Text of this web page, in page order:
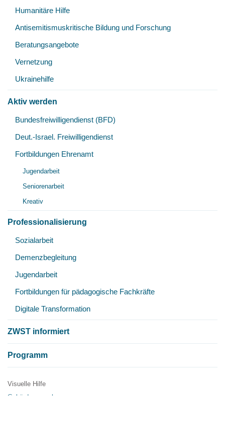
Humanitäre Hilfe
Antisemitismuskritische Bildung und Forschung
Beratungsangebote
Vernetzung
Ukrainehilfe
Aktiv werden
Bundesfreiwilligendienst (BFD)
Deut.-Israel. Freiwilligendienst
Fortbildungen Ehrenamt
Jugendarbeit
Seniorenarbeit
Kreativ
Professionalisierung
Sozialarbeit
Demenzbegleitung
Jugendarbeit
Fortbildungen für pädagogische Fachkräfte
Digitale Transformation
ZWST informiert
Programm
Metanavigation
Visuelle Hilfe
Gebärdensprache